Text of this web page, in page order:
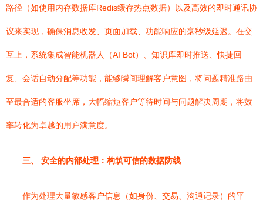
路径（如使用内存数据库Redis缓存热点数据）以及高效的即时通讯协
议来实现，确保消息收发、页面加载、功能响应的毫秒级延迟。在交
互上，系统集成智能机器人（AI Bot）、知识库即时推送、快捷回
复、会话自动分配等功能，能够瞬间理解客户意图，将问题精准路由
至最合适的客服坐席，大幅缩短客户等待时间与问题解决周期，将效
率转化为卓越的用户满意度。
三、 安全的内部处理：构筑可信的数据防线
作为处理大量敏感客户信息（如身份、交易、沟通记录）的平